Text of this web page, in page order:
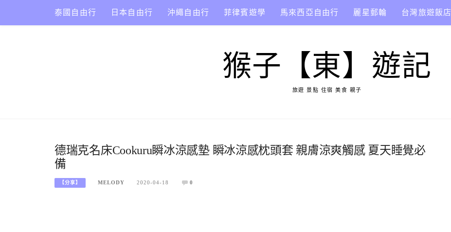
content
泰國自由行 日本自由行 沖繩自由行 菲律賓遊學 馬來西亞自由行 麗星郵輪 台灣旅遊飯店
猴子【東】遊記
旅遊 景點 住宿 美食 親子
德瑞克名床Cookuru瞬冰涼感墊 瞬冰涼感枕頭套 親膚涼爽觸感 夏天睡覺必
備
【分享】 MELODY 2020-04-18 0